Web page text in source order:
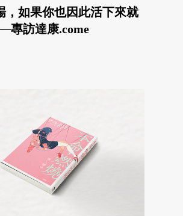
，如果你也因此活下來就
專訪達康.come